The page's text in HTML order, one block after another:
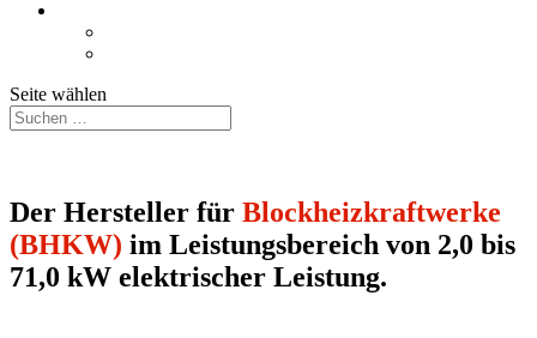
Seite wählen
Der Hersteller für Blockheizkraftwerke
(BHKW) im Leistungsbereich von 2,0 bis
71,0 kW elektrischer Leistung.